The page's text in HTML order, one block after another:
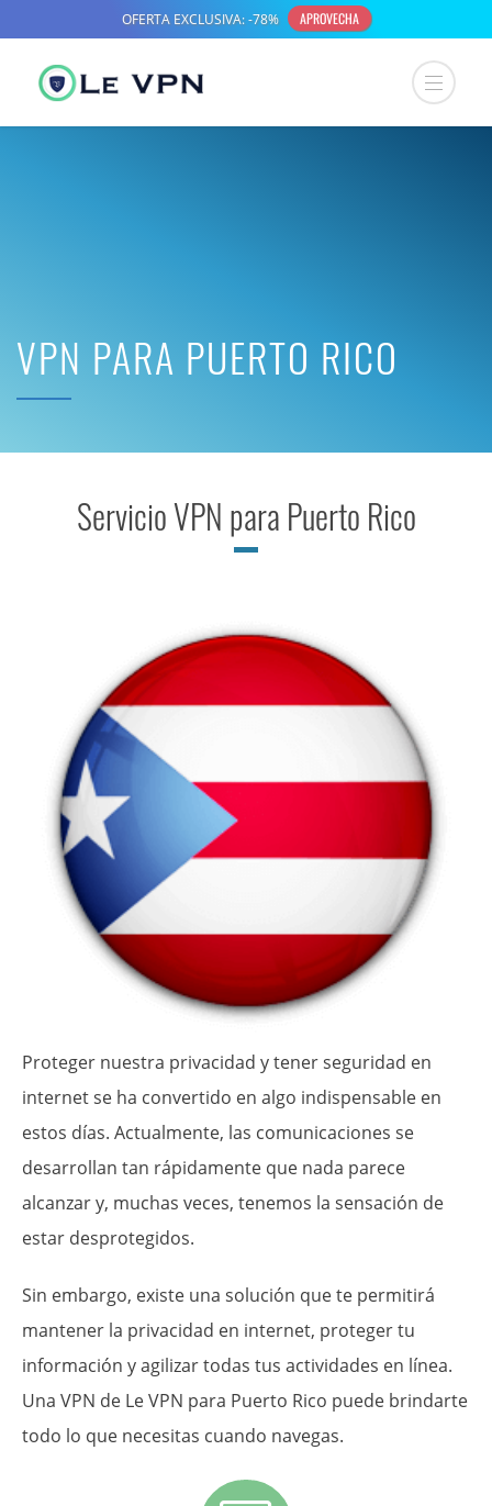
VPN PARA PUERTO RICO
Servicio VPN para Puerto Rico
Proteger nuestra privacidad y tener seguridad en
internet se ha convertido en algo indispensable en
estos días. Actualmente, las comunicaciones se
desarrollan tan rápidamente que nada parece
alcanzar y, muchas veces, tenemos la sensación de
estar desprotegidos.
Sin embargo, existe una solución que te permitirá
mantener la privacidad en internet, proteger tu
información y agilizar todas tus actividades en línea.
Una VPN de Le VPN para Puerto Rico puede brindarte
todo lo que necesitas cuando navegas.